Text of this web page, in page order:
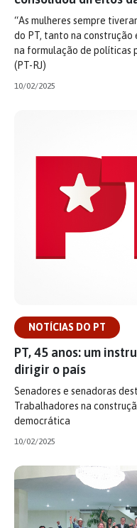
“As mulheres sempre
do PT, tanto na
na formulação de políticas
(PT-RJ)
10/02/2025
NOTÍCIAS DO PT
PT, 45 anos: um
dirigir o país
Senadores e senadoras
Trabalhadores na
democrática
10/02/2025